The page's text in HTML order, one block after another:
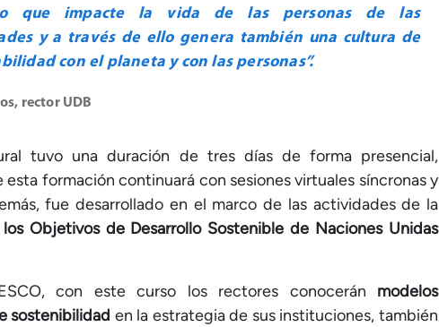
que impacte la vida de las personas de las
y a través de ello genera también una cultura de
con el planeta y con las personas”.
rector UDB
tuvo una duración de tres días de forma presencial,
formación continuará con sesiones virtuales síncronas y
fue desarrollado en el marco de las actividades de la
Objetivos de Desarrollo Sostenible de Naciones Unidas
con este curso los rectores conocerán modelos
sostenibilidad en la estrategia de sus instituciones, también